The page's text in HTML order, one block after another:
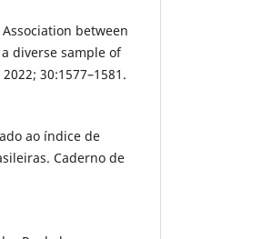
between
diverse sample of
30:1577–1581.
ao índice de
Caderno de